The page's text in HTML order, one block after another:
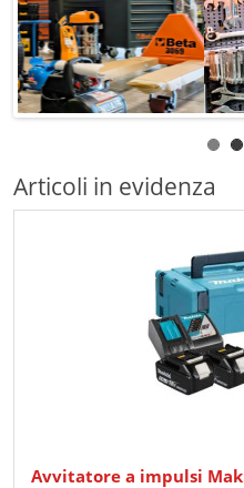
Articoli in evidenza
Avvitatore a impulsi